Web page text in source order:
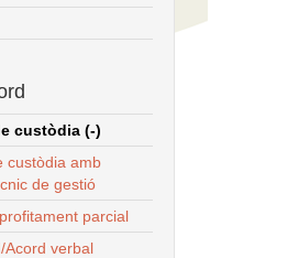
custòdia (-)
custòdia amb
de gestió
parcial
Acord verbal